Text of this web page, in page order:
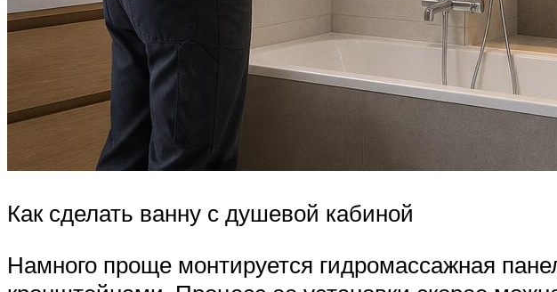
Как сделать ванну с душевой кабиной
Намного проще монтируется гидромассажная